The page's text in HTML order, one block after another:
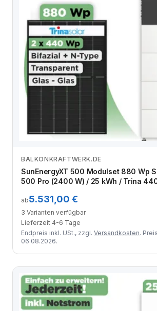
Zum Angebot
BALKONKRAFTWERK.DE
SunEnergyXT 500 Modulset 880 Wp
500 Pro (2400 W) / 25 kWh / Trina
ab5.531,00 €
3 Varianten verfügbar
Lieferzeit 4-6 Tage
Endpreis inkl. USt., zzgl. Versandkosten.
06.08.2026.